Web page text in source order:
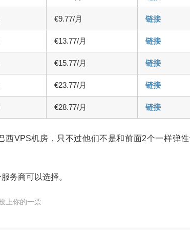
€9.77/月 链接
€13.77/月 链接
€15.77/月 链接
€23.77/月 链接
€28.77/月 链接
西VPS机房，只不过他们不是和前面2个一样弹
务商可以选择。
上你的一票